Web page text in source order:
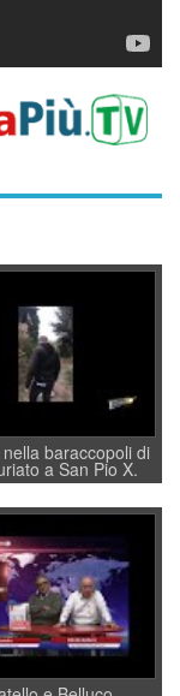
baraccopoli di
a San Pio X.
Vicentini: “faremo
di Natale ai
residenti”